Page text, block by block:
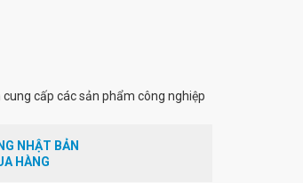
cấp các sản phẩm công nghiệp
NHẬT BẢN
HÀNG